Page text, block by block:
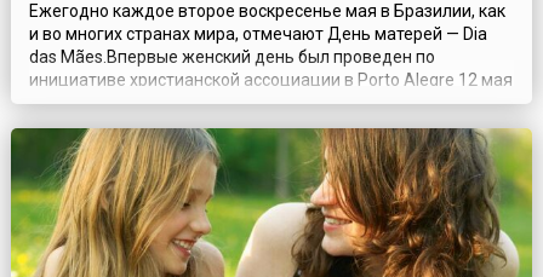
Ежегодно каждое второе воскресенье мая в Бразилии, как
и во многих странах мира, отмечают День матерей — Dia
das Mães.Впервые женский день был проведен по
инициативе христианской ассоциации в Porto Alegre 12 мая
1918 года.В 1932 году президент страны Getúlio Vargas
официально подтвердил данную дату как праздничную.В
Бразилии распространены большие семьи, с тремя-
четырьмя детьми, поэтом...